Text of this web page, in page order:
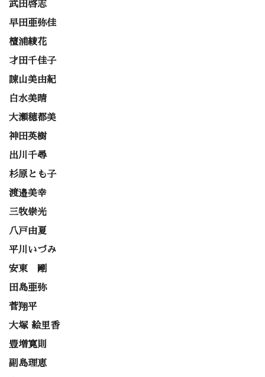
武田啓志
早田亜弥佳
檀浦綾花
才田千佳子
諌山美由紀
白水美晴
大瀬穂都美
神田英樹
出川千尋
杉原とも子
渡邉美幸
三牧崇光
八戸由夏
平川いづみ
安東 剛
田島亜弥
菅翔平
大塚 絵里香
豊増寛則
副島理恵